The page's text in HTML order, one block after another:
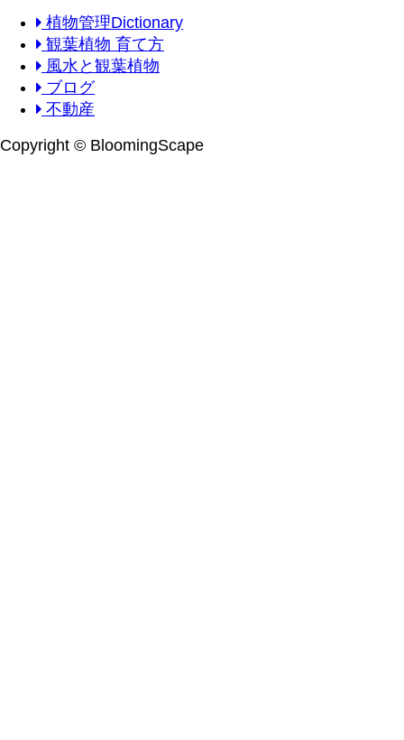
植物管理Dictionary
観葉植物 育て方
風水と観葉植物
ブログ
不動産
Copyright © BloomingScape